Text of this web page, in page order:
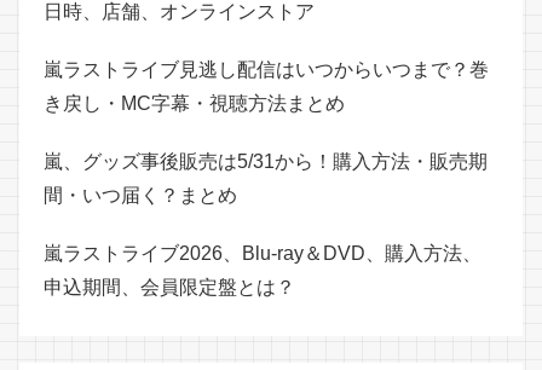
日時、店舗、オンラインストア
嵐ラストライブ見逃し配信はいつからいつまで？巻
き戻し・MC字幕・視聴方法まとめ
嵐、グッズ事後販売は5/31から！購入方法・販売期
間・いつ届く？まとめ
嵐ラストライブ2026、Blu-ray＆DVD、購入方法、
申込期間、会員限定盤とは？